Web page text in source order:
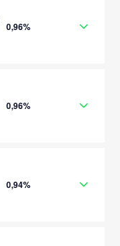
0,96%
0,96%
0,94%